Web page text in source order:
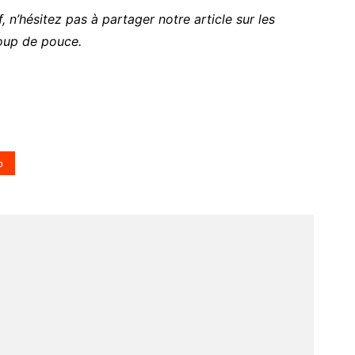
pas à partager notre article sur les
de pouce.